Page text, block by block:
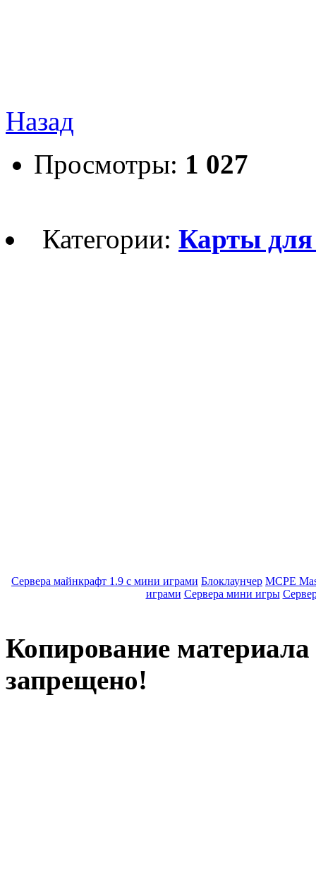
Назад
Просмотры: 1 027
Категории:Карты для
Сервера майнкрафт 1.9 с мини играми Блоклаунчер MCPE
играми Сервера мини игры
Копирование материала
запрещено!